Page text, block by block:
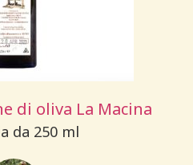
di oliva La Macina
da 250 ml